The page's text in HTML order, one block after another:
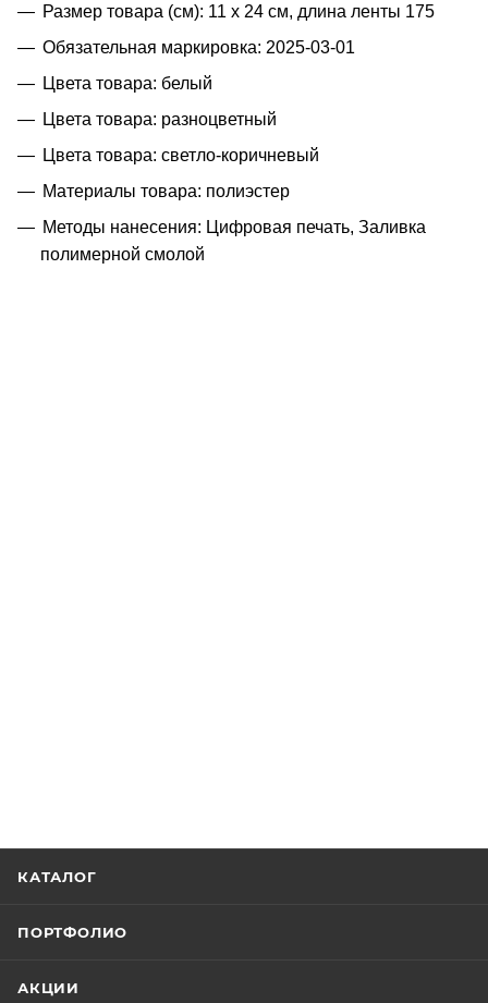
Размер товара (см): 11 х 24 см, длина ленты 175
Обязательная маркировка: 2025-03-01
Цвета товара: белый
Цвета товара: разноцветный
Цвета товара: светло-коричневый
Материалы товара: полиэстер
Методы нанесения: Цифровая печать, Заливка
полимерной смолой
КАТАЛОГ
ПОРТФОЛИО
АКЦИИ